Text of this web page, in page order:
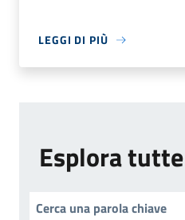
LEGGI DI PIÙ
Esplora